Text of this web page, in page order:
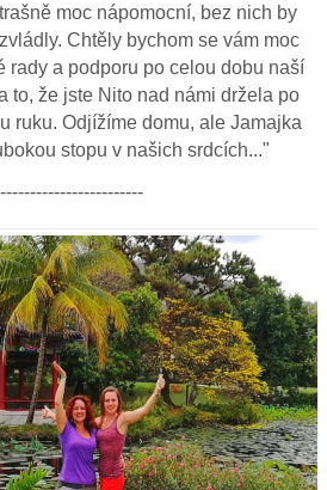
moc nápomocní, bez nich by
Chtěly bychom se vám moc
rady a podporu po celou dobu naší
to, že jste Nito nad námi držela po
ruku. Odjížíme domu, ale Jamajka
stopu v našich srdcích..."